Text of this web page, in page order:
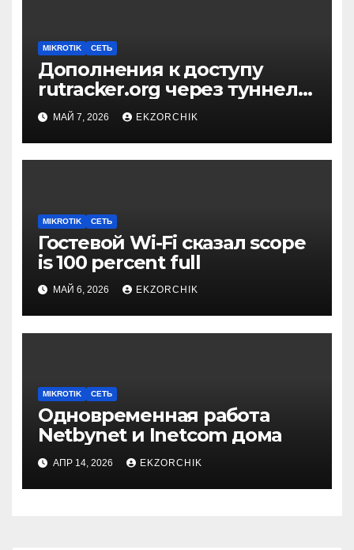
MIKROTIK СЕТЬ
Дополнения к доступу
rutracker.org через туннель
на Mikrotik
МАЙ 7, 2026 EKZORCHIK
MIKROTIK СЕТЬ
Гостевой Wi-Fi сказал scope
is 100 percent full
МАЙ 6, 2026 EKZORCHIK
MIKROTIK СЕТЬ
Одновременная работа
Netbynet и Inetcom дома
АПР 14, 2026 EKZORCHIK